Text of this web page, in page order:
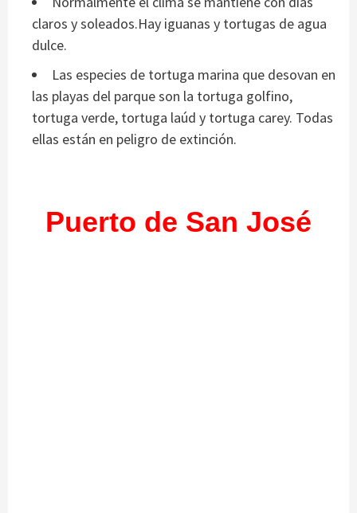
claros y soleados.Hay iguanas y tortugas de agua
dulce.
Las especies de tortuga marina que desovan en
las playas del parque son la tortuga golfino,
tortuga verde, tortuga laúd y tortuga carey. Todas
ellas están en peligro de extinción.
Puerto de San José